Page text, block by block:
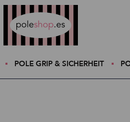
POLE GRIP & SICHERHEIT